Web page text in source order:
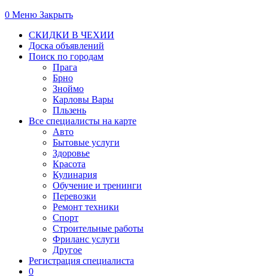
0 Меню Закрыть
СКИДКИ В ЧЕХИИ
Доска объявлений
Поиск по городам
Прага
Брно
Зноймо
Карловы Вары
Пльзень
Все специалисты на карте
Авто
Бытовые услуги
Здоровье
Красота
Кулинария
Обучение и тренинги
Перевозки
Ремонт техники
Спорт
Строительные работы
Фриланс услуги
Другое
Регистрация специалиста
0